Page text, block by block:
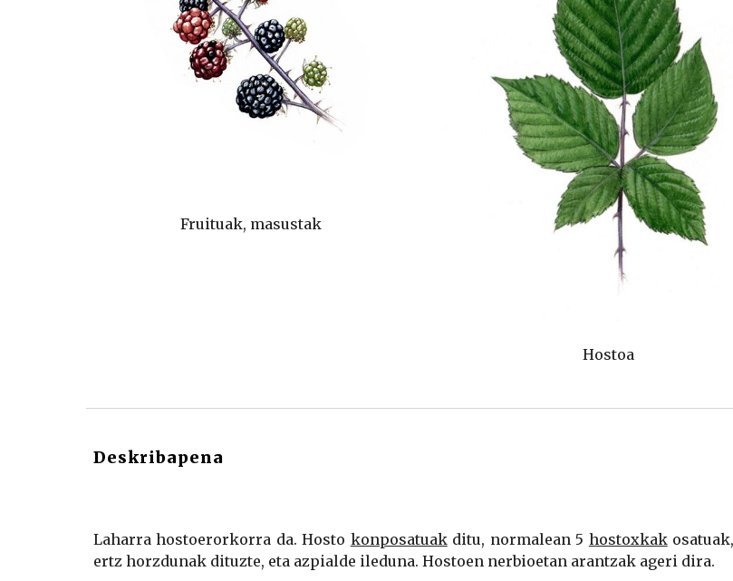
Fruituak, masustak
Hostoa
Deskribapena
Laharra hostoerorkorra da. Hosto konposatuakditu, normalean 5 hostoxkak
ertz horzdunak dituzte, eta azpialde ileduna. Hostoen nerbioetan arantzak ageri dira.